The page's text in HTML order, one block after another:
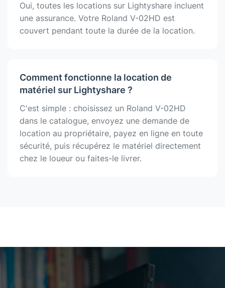
Oui, toutes les locations sur Lightyshare incluent
une assurance. Votre Roland V-02HD est
couvert pendant toute la durée de la location.
Comment fonctionne la location de
matériel sur Lightyshare ?
C'est simple : choisissez un Roland V-02HD
dans le catalogue, envoyez une demande de
location au propriétaire, payez en ligne en toute
sécurité, puis récupérez le matériel directement
chez le loueur ou faites-le livrer.